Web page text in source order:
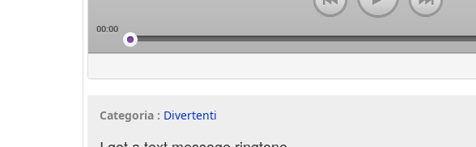
00:00
Categoria : Divertenti